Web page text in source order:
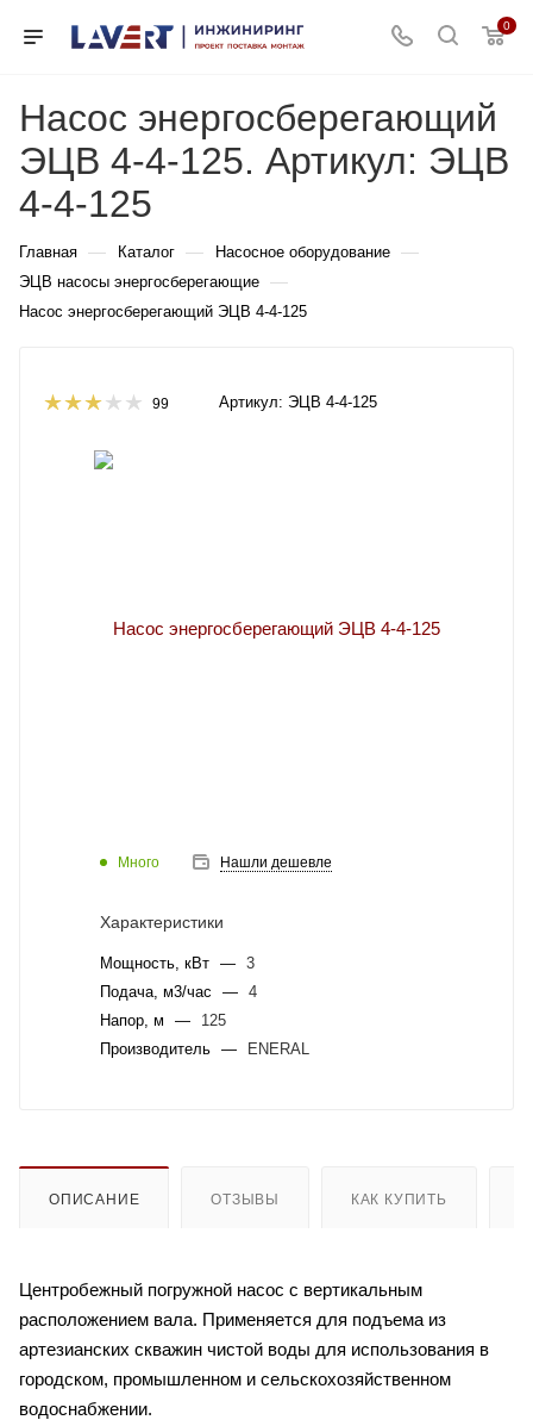
0
Насос энергосберегающий
ЭЦВ 4-4-125. Артикул: ЭЦВ
4-4-125
Главная — Каталог — Насосное оборудование —
ЭЦВ насосы энергосберегающие —
Насос энергосберегающий ЭЦВ 4-4-125
99 Артикул: ЭЦВ 4-4-125
Много Нашли дешевле
Характеристики
Мощность, кВт — 3
Подача, м3/час
— 4
Напор, м
—
125
Производитель — ENERAL
ОПИСАНИЕ ОТЗЫВЫ КАК КУПИТЬ
Центробежный погружной насос с вертикальным
расположением вала. Применяется для подъема из
артезианских скважин чистой воды для использования в
городском, промышленном и сельскохозяйственном
водоснабжении.